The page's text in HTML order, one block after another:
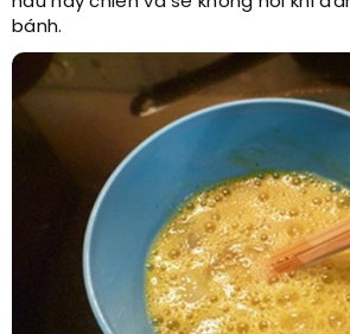
bánh.